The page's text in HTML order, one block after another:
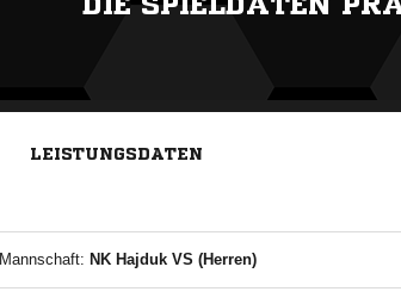
LEISTUNGSDATEN
Mannschaft: NK Hajduk VS (Herren)